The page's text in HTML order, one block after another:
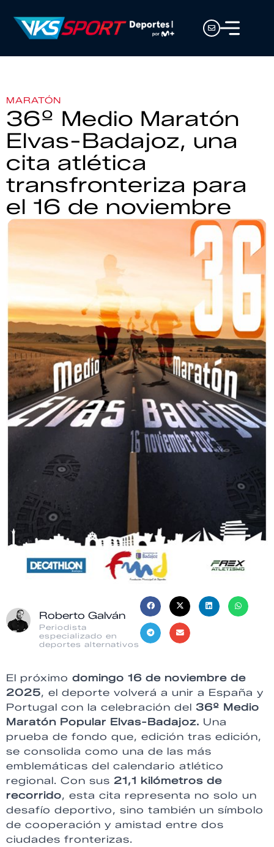
MARATÓN
36º Medio Maratón
Elvas-Badajoz, una
cita atlética
transfronteriza para
el 16 de noviembre
Roberto Galván
Periodista
especializado en
deportes alternativos
El próximo domingo 16 de noviembre de
2025, el deporte volverá a unir a España y
Portugal con la celebración del 36º Medio
Maratón Popular Elvas-Badajoz. Una
prueba de fondo que, edición tras edición,
se consolida como una de las más
emblemáticas del calendario atlético
regional. Con sus 21,1 kilómetros de
recorrido, esta cita representa no solo un
desafío deportivo, sino también un símbolo
de cooperación y amistad entre dos
ciudades fronterizas.